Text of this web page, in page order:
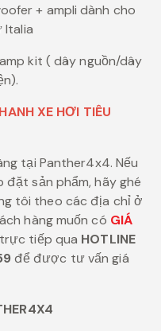
+ ampli dành cho
Italia
kit ( dây nguồn/dây
XE HƠI TIÊU
tại Panther4x4. Nếu
đặt sản phẩm, hãy ghé
tôi theo các địa chỉ ở
hàng muốn có GIÁ
tiếp qua HOTLINE
để được tư vấn giá